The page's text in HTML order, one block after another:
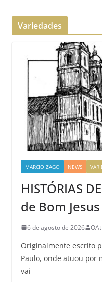
Variedades
MARCIO ZAGO NEWS
HISTÓRIAS
de Bom
6 de agosto de 2026
Originalmente escrito
Paulo, onde atuou por
vai